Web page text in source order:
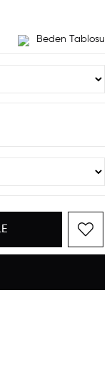
Beden Tablosu